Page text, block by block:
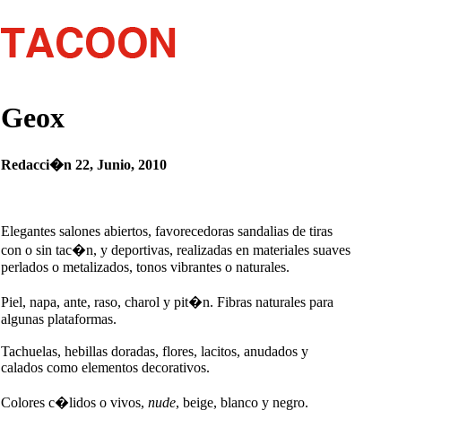
Geox
Redacci�n 22, Junio, 2010
Elegantes salones abiertos, favorecedoras sandalias de tiras
con o sin tac�n, y deportivas, realizadas en materiales suaves
perlados o metalizados, tonos vibrantes o naturales.
Piel, napa, ante, raso, charol y pit�n. Fibras naturales para
algunas plataformas.
Tachuelas, hebillas doradas, flores, lacitos, anudados y
calados como elementos decorativos.
Colores c�lidos o vivos, nude, beige, blanco y negro.